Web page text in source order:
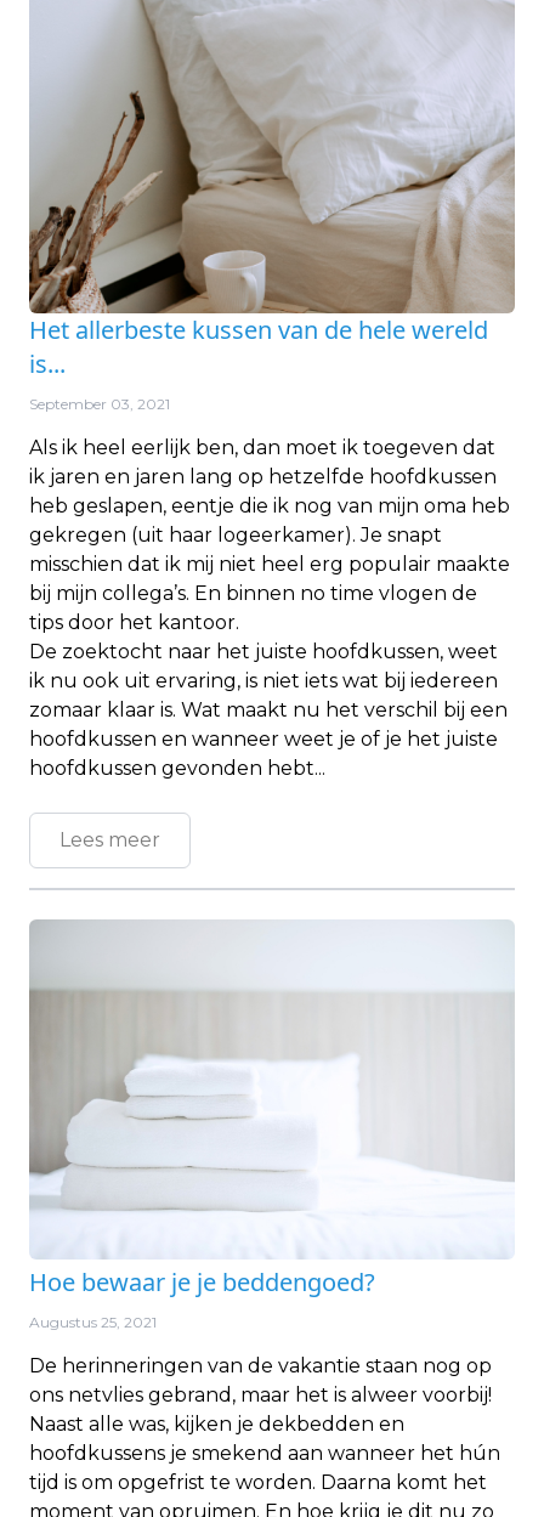
Het allerbeste kussen van de hele wereld
is...
September 03, 2021
Als ik heel eerlijk ben, dan moet ik toegeven dat
ik jaren en jaren lang op hetzelfde hoofdkussen
heb geslapen, eentje die ik nog van mijn oma heb
gekregen (uit haar logeerkamer). Je snapt
misschien dat ik mij niet heel erg populair maakte
bij mijn collega’s. En binnen no time vlogen de
tips door het kantoor.
De zoektocht naar het juiste hoofdkussen, weet
ik nu ook uit ervaring, is niet iets wat bij iedereen
zomaar klaar is. Wat maakt nu het verschil bij een
hoofdkussen en wanneer weet je of je het juiste
hoofdkussen gevonden hebt...
Lees meer
Hoe bewaar je je beddengoed?
Augustus 25, 2021
De herinneringen van de vakantie staan nog op
ons netvlies gebrand, maar het is alweer voorbij!
Naast alle was, kijken je dekbedden en
hoofdkussens je smekend aan wanneer het hún
tijd is om opgefrist te worden. Daarna komt het
moment van opruimen. En hoe krijg je dit nu zo